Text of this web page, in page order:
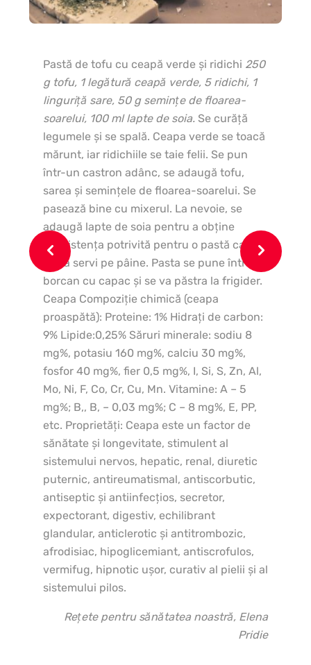
Pastă de tofu cu ceapă verde şi ridichi 250
g tofu, 1 legătură ceapă verde, 5 ridichi, 1
linguriţă sare, 50 g seminţe de floarea-
soarelui, 100 ml lapte de soia. Se curăţă
legumele şi se spală. Ceapa verde se toacă
mărunt, iar ridichiile se taie felii. Se pun
într-un castron adânc, se adaugă tofu,
sarea şi seminţele de floarea-soarelui. Se
pasează bine cu mixerul. La nevoie, se
adaugă lapte de soia pentru a obţine
consistenţa potrivită pentru o pastă care
se va servi pe pâine. Pasta se pune într-un
borcan cu capac şi se va păstra la frigider.
Ceapa Compoziţie chimică (ceapa
proaspătă): Proteine: 1% Hidraţi de carbon:
9% Lipide:0,25% Săruri minerale: sodiu 8
mg%, potasiu 160 mg%, calciu 30 mg%,
fosfor 40 mg%, fier 0,5 mg%, I, Si, S, Zn, Al,
Mo, Ni, F, Co, Cr, Cu, Mn. Vitamine: A – 5
mg%; B,, B, – 0,03 mg%; C – 8 mg%, E, PP,
etc. Proprietăţi: Ceapa este un factor de
sănătate şi longevitate, stimulent al
sistemului nervos, hepatic, renal, diuretic
puternic, antireumatismal, antiscorbutic,
antiseptic şi antiinfecţios, secretor,
expectorant, digestiv, echilibrant
glandular, anticlerotic şi antitrombozic,
afrodisiac, hipoglicemiant, antiscrofulos,
vermifug, hipnotic uşor, curativ al pielii şi al
sistemului pilos.
Rețete pentru sănătatea noastră, Elena
Pridie